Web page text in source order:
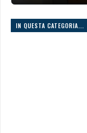
IN QUESTA CATEGORIA...